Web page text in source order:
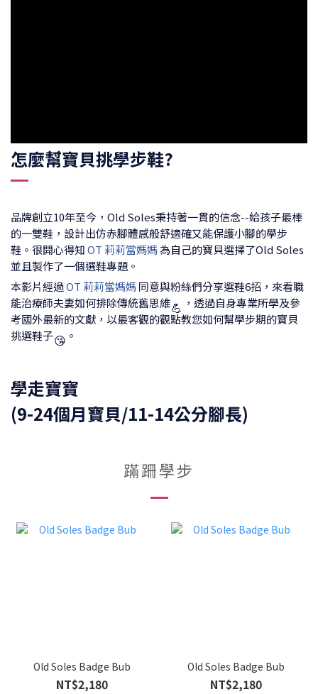
怎麼幫寶貝挑學步鞋?
品牌創立10年至今，Old Soles秉持著一貫的信念--給孩子最棒
的一雙鞋，設計出仿赤腳體感般舒適確又能保護小腳的學步
鞋。很開心得知OT 莉莉當媽媽為自己的寶貝選擇了Old Soles
並且製作了一個選鞋專題。
本影片經過OT 莉莉當媽媽同意與粉絲們分享選鞋6招，來看職
能治療師夫妻如何排除傳統舊思維💪 ，透過自身專業所學及參
考國外最新的文獻，以最客觀的觀點教您如何幫學步期的寶貝
挑選鞋子😘 。
學走寶寶
(9-24個月寶貝/11-14公分腳長)
蹣跚學步
Old Soles Badge Bub
NT$2,180
Old Soles Badge Bub
NT$2,180